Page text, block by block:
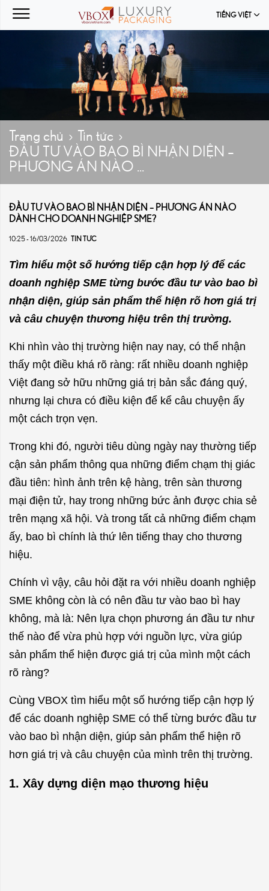
TIẾNG VIỆT
Trang chủ
Tin tức
ĐẦU TƯ VÀO BAO BÌ NHẬN DIỆN –
PHƯƠNG ÁN NÀO ...
ĐẦU TƯ VÀO BAO BÌ NHẬN DIỆN – PHƯƠNG ÁN NÀO
DÀNH CHO DOANH NGHIỆP SME?
10:25 - 16/03/2026 TIN TỨC
Tìm hiểu một số hướng tiếp cận hợp lý để các
doanh nghiệp SME từng bước đầu tư vào bao bì
nhận diện, giúp sản phẩm thể hiện rõ hơn giá trị
và câu chuyện thương hiệu trên thị trường.
Khi nhìn vào thị trường hiện nay nay, có thể nhận
thấy một điều khá rõ ràng: rất nhiều doanh nghiệp
Việt đang sở hữu những giá trị bản sắc đáng quý,
nhưng lại chưa có điều kiện để kể câu chuyện ấy
một cách trọn vẹn.
Trong khi đó, người tiêu dùng ngày nay thường tiếp
cận sản phẩm thông qua những điểm chạm thị giác
đầu tiên: hình ảnh trên kệ hàng, trên sàn thương
mại điện tử, hay trong những bức ảnh được chia sẻ
trên mạng xã hội. Và trong tất cả những điểm chạm
ấy, bao bì chính là thứ lên tiếng thay cho thương
hiệu.
Chính vì vậy, câu hỏi đặt ra với nhiều doanh nghiệp
SME không còn là có nên đầu tư vào bao bì hay
không, mà là: Nên lựa chọn phương án đầu tư như
thế nào để vừa phù hợp với nguồn lực, vừa giúp
sản phẩm thể hiện được giá trị của mình một cách
rõ ràng?
Cùng VBOX tìm hiểu một số hướng tiếp cận hợp lý
để các doanh nghiệp SME có thể từng bước đầu tư
vào bao bì nhận diện, giúp sản phẩm thể hiện rõ
hơn giá trị và câu chuyện của mình trên thị trường.
1. Xây dựng diện mạo thương hiệu